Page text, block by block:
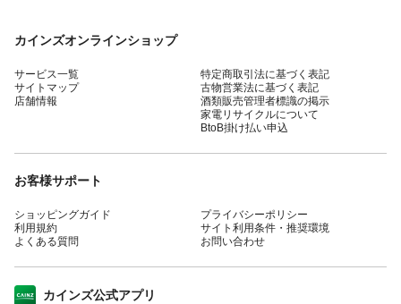
カインズオンラインショップ
サービス一覧
サイトマップ
店舗情報
特定商取引法に基づく表記
古物営業法に基づく表記
酒類販売管理者標識の掲示
家電リサイクルについて
BtoB掛け払い申込
お客様サポート
ショッピングガイド
利用規約
よくある質問
プライバシーポリシー
サイト利用条件・推奨環境
お問い合わせ
カインズ公式アプリ